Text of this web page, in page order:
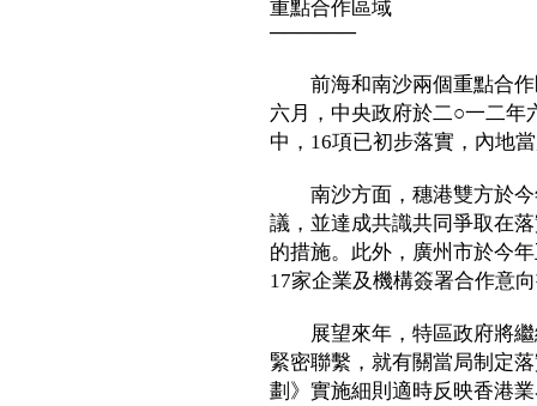
重點合作區域
──────
前海和南沙兩個重點合作
六月，中央政府於二○一二年
中，16項已初步落實，內地
南沙方面，穗港雙方於今
議，並達成共識共同爭取在
的措施。此外，廣州市於今
17家企業及機構簽署合作意
展望來年，特區政府將繼
緊密聯繫，就有關當局制定
劃》實施細則適時反映香港